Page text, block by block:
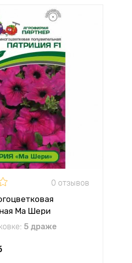
0 отзывов
Ма Шери
Партнер5 драже